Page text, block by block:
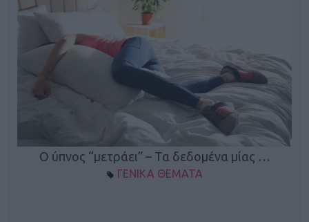
Ο ύπνος “μετράει” – Τα δεδομένα μίας …
ΓΕΝΙΚΑ ΘΕΜΑΤΑ